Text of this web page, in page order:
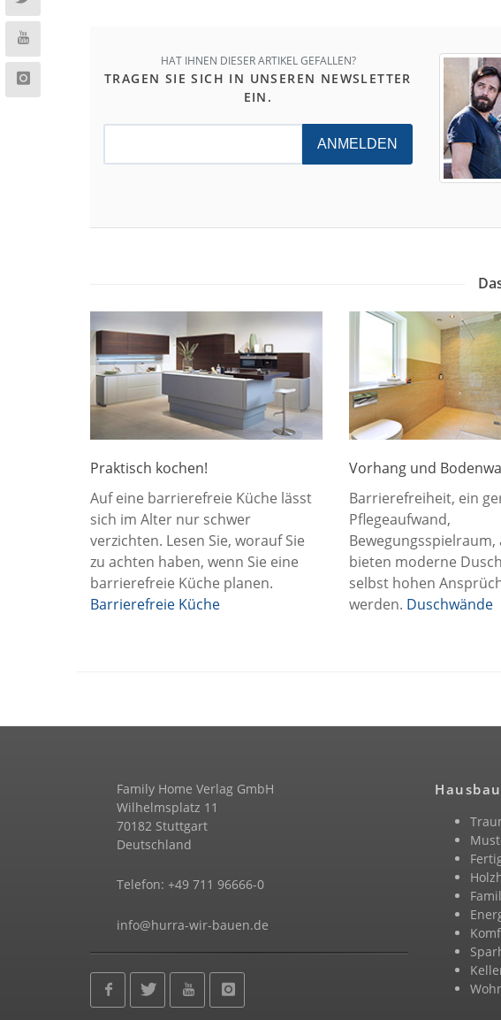
HAT IHNEN DIESER ARTIKEL GEFALLEN?
TRAGEN SIE SICH IN UNSEREN NEWSLETTER
EIN.
ANMELDEN
Praktisch kochen!
Auf eine barrierefreie Küche lässt
sich im Alter nur schwer
verzichten. Lesen Sie, worauf Sie
zu achten haben, wenn Sie eine
barrierefreie Küche planen.
Barrierefreie Küche
Vorhang und
Barrierefreiheit, ein
Pflegeaufwand,
Bewegungsspielraum,
bieten moderne
selbst hohen
werden. Duschwände
Family Home Verlag GmbH
Wilhelmsplatz 11
70182 Stuttgart
Deutschland
Telefon: +49 711 96666-0
info@hurra-wir-bauen.de
Hausbau